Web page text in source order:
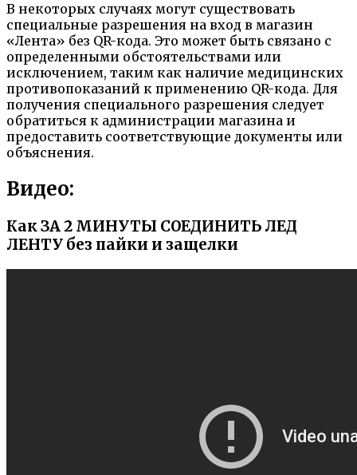
В некоторых случаях могут существовать
специальные разрешения на вход в магазин
«Лента» без QR-кода. Это может быть связано с
определенными обстоятельствами или
исключением, таким как наличие медицинских
противопоказаний к применению QR-кода. Для
получения специального разрешения следует
обратиться к администрации магазина и
предоставить соответствующие документы или
объяснения.
Видео:
Как ЗА 2 МИНУТЫ СОЕДИНИТЬ ЛЕД
ЛЕНТУ без пайки и защелки